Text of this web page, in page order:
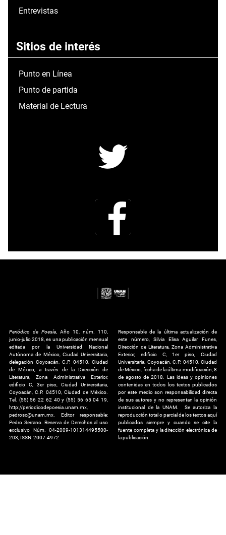
Entrevistas
Sitios de interés
Punto en Línea
Punto de partida
Material de Lectura
Periódico de Poesía , Año 10, núm. 110,
junio-julio 2018, es una publicación mensual
editada por la Universidad Nacional
Autónoma de México, Ciudad Universitaria,
delegación Coyoacán, C.P. 04510, Ciudad
de México, a través de la Dirección de
Literatura, Zona Administrativa Exterior,
edificio C, 3er piso, Ciudad Universitaria,
Coyoacán, C.P. 04510, Ciudad de México.
Tel. (55) 56 22 62 40 y (55) 56 65 04 19,
http://periodicodepoesia.unam.mx,
pedrosc@unam.mx. Editor responsable:
Pedro Serrano. Reserva de Derechos al uso
exclusivo Núm. 04-2009-101314495500-
203, ISSN: 2007-4972.
Responsable de la última actualización de
este número, Silvia Elisa Aguilar Funes,
Dirección de Literatura, Zona Administrativa
Exterior, edificio C, 1er piso, Ciudad
Universitaria, Coyoacán, C.P. 04510, Ciudad
de México, fecha de la última modificación, 8
de agosto de 2018. Las ideas y opiniones
contenidas en todos los textos publicados
por este medio son responsabilidad directa
de sus autores y no representan la opinión
institucional de la UNAM. Se autoriza la
reproducción total o parcial de los textos aquí
publicados siempre y cuando se cite la
fuente completa y la dirección electrónica de
la publicación.